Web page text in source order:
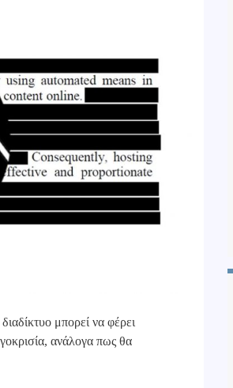
μπορεί να φέρει
ανάλογα πως θα